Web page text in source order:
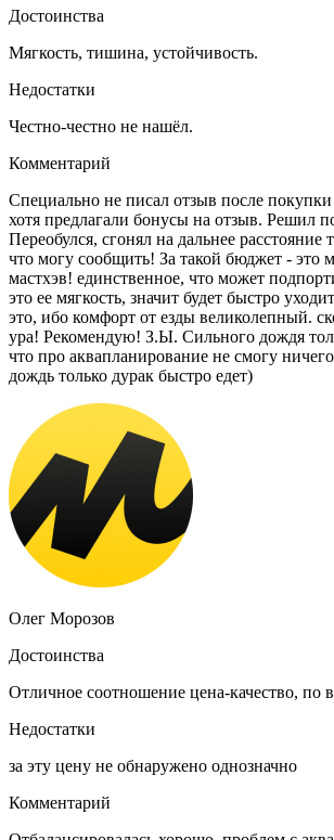
Достоинства
Мягкость, тишина, устойчивость.
Недостатки
Честно-честно не нашёл.
Комментарий
Специально не писал отзыв после
хотя предлагали бонусы на отзыв. Решил
Переобулся, сгонял на дальнее расстояние
что могу сообщить! За такой бюджет - это
мастхэв! единственное, что может
это ее мягкость, значит будет быстро
это, ибо комфорт от езды великолепный.
ура! Рекомендую! З.Ы. Сильного дождя
что про аквапланирование не смогу ничего
дождь только дурак быстро едет)
Олег Морозов
Достоинства
Отличное соотношение цена-качество, по
Недостатки
за эту цену не обнаружено однозначно
Комментарий